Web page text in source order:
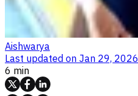
Aishwarya
Last updated on Jan 29, 2026
6 min